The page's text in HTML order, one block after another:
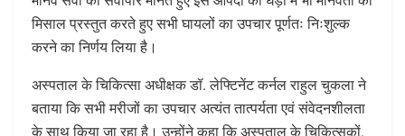
मिसाल प्रस्तुत करते हुए सभी घायलों का उपचार पूर्णतः निःशुल्क
करने का निर्णय लिया है।
अस्पताल के चिकित्सा अधीक्षक डॉ. लेफ्टिनेंट कर्नल राहुल चुकला ने
बताया कि सभी मरीजों का उपचार अत्यंत तात्पर्यता एवं संवेदनशीलता
के साथ किया जा रहा है। उन्होंने कहा कि अस्पताल के चिकित्सकों,